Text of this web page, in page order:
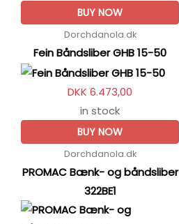
BUY NOW
Dorchdanola.dk
Fein Båndsliber GHB 15-50
DKK 6.473,00
in stock
BUY NOW
Dorchdanola.dk
PROMAC Bænk- og båndsliber
322BE1